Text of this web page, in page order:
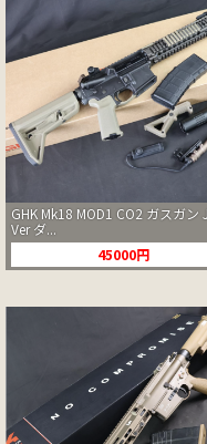
GHK Mk18 MOD1 CO2 ガスガン
Ver ダ...
45000円